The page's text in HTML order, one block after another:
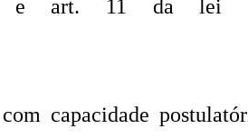
e art. 11 da lei
capacidade